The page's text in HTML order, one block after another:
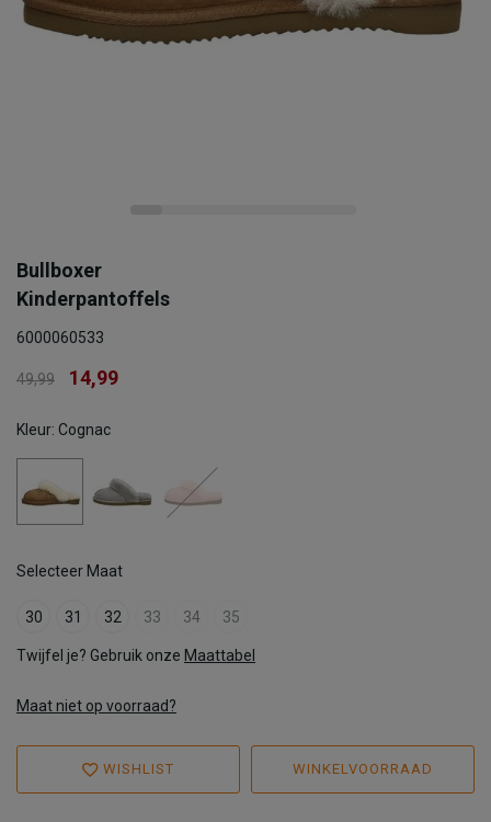
Bullboxer
Kinderpantoffels
6000060533
49,99 14,99
Kleur: Cognac
Selecteer Maat
30 31 32 33 34 35
Twijfel je? Gebruik onze Maattabel
Maat niet op voorraad?
WISHLIST WINKELVOORRAAD